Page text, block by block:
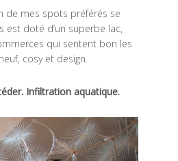
de mes spots préférés se
est doté d’un superbe lac,
qui sentent bon les
cosy et design.
Infiltration aquatique.